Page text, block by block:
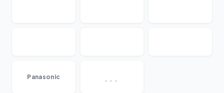
Panasonic ...